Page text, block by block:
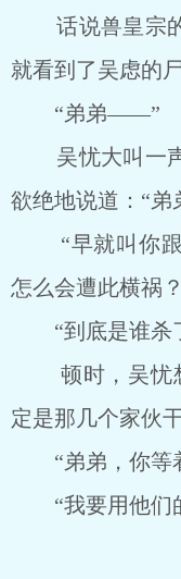
话说兽皇宗的
就看到了吴虑的尸
“弟弟――”
吴忧大叫一声
欲绝地说道：“弟
“早就叫你跟
怎么会遭此横祸
“到底是谁杀
顿时，吴忧想
定是那几个家伙
“弟弟，你等
“我要用他们